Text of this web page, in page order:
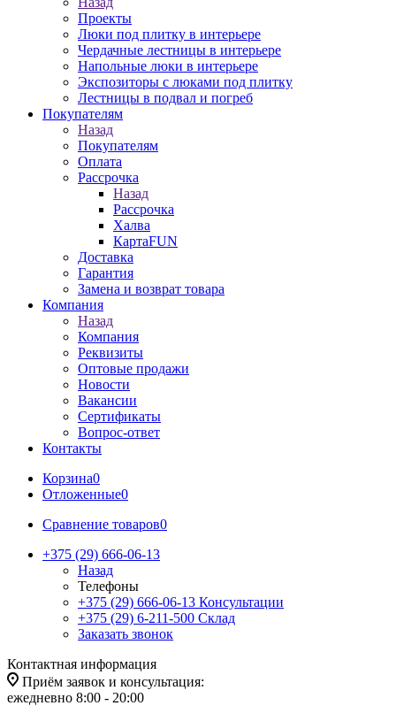
Проекты
Люки под плитку в интерьере
Чердачные лестницы в интерьере
Напольные люки в интерьере
Экспозиторы с люками под плитку
Лестницы в подвал и погреб
Покупателям
Назад
Покупателям
Оплата
Рассрочка
Назад
Рассрочка
Халва
КартаFUN
Доставка
Гарантия
Замена и возврат товара
Компания
Назад
Компания
Реквизиты
Оптовые продажи
Новости
Вакансии
Сертификаты
Вопрос-ответ
Контакты
Корзина0
Отложенные0
Сравнение товаров0
+375 (29) 666-06-13
Назад
Телефоны
+375 (29) 666-06-13 Консультации
+375 (29) 6-211-500 Склад
Заказать звонок
Контактная информация
Приём заявок и консультация:
ежедневно 8:00 - 20:00